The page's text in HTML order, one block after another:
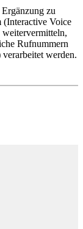
zu
(Interactive Voice
weitervermitteln,
Rufnummern
werden.